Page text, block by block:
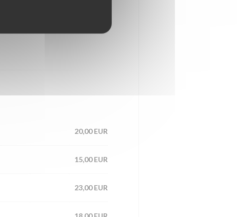
20,00 EUR
15,00 EUR
23,00 EUR